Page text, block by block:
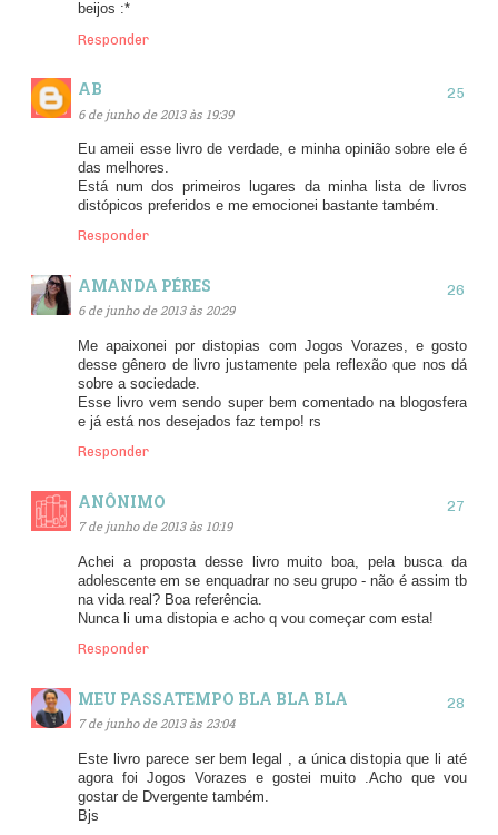
beijos :*
Responder
AB
6 de junho de 2013 às 19:39
Eu ameii esse livro de verdade, e minha opinião sobre ele é
das melhores.
Está num dos primeiros lugares da minha lista de livros
distópicos preferidos e me emocionei bastante também.
Responder
AMANDA PÉRES
6 de junho de 2013 às 20:29
Me apaixonei por distopias com Jogos Vorazes, e gosto
desse gênero de livro justamente pela reflexão que nos dá
sobre a sociedade.
Esse livro vem sendo super bem comentado na blogosfera
e já está nos desejados faz tempo! rs
Responder
ANÔNIMO
7 de junho de 2013 às 10:19
Achei a proposta desse livro muito boa, pela busca da
adolescente em se enquadrar no seu grupo - não é assim tb
na vida real? Boa referência.
Nunca li uma distopia e acho q vou começar com esta!
Responder
MEU PASSATEMPO BLA BLA BLA
7 de junho de 2013 às 23:04
Este livro parece ser bem legal , a única distopia que li até
agora foi Jogos Vorazes e gostei muito .Acho que vou
gostar de Dvergente também.
Bjs